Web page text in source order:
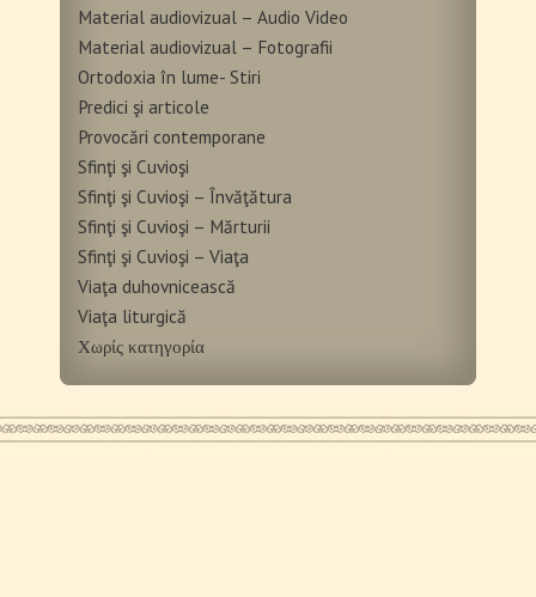
Material audiovizual – Audio Video
Material audiovizual – Fotografii
Ortodoxia în lume- Stiri
Predici şi articole
Provocări contemporane
Sfinţi şi Cuvioşi
Sfinţi şi Cuvioşi – Învăţătura
Sfinţi şi Cuvioşi – Mărturii
Sfinţi şi Cuvioşi – Viaţa
Viaţa duhovnicească
Viaţa liturgică
Χωρίς κατηγορία